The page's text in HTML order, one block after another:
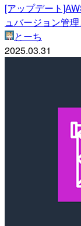
[アップデート
ュバージョン管
とーち
2025.03.31